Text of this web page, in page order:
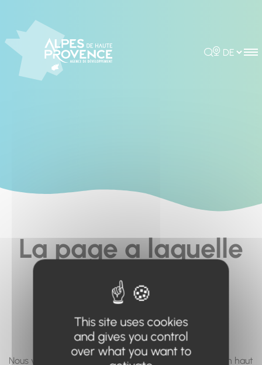
Rechercher
Choisir la
La page a laquelle
vous cherchez à
accéder n'existe
pas... ou plus.
Nous vous invitons à utiliser le moteur de recherche en haut
This site uses cookies
and gives you control
over what you want to